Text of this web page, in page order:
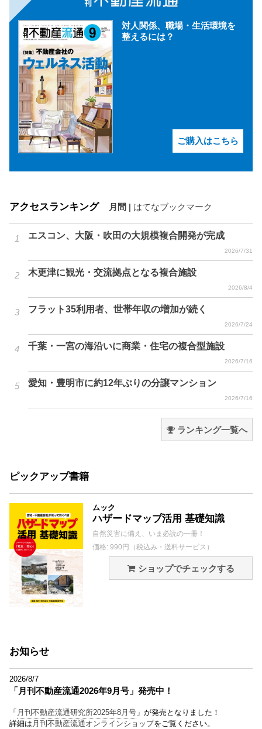
対人関係、職場・生活環境を
整えるには？
ご購入はこちら
アクセスランキング 月間 | はてなブックマーク
エスコン、大阪・吹田の大規模複合開発が完成
2026/7/31
木更津に観光・交流拠点となる複合施設
2026/8/4
フラット35利用者、世帯年収の増加が続く
2026/7/24
千葉・一宮の海沿いに商業・住宅の複合型施設
2026/7/16
愛知・豊明市に約12年ぶりの分譲マンション
2026/7/16
ランキング一覧へ
ピックアップ書籍
ムック
ハザードマップ活用 基礎知識
自然災害に備え、いま必読の一冊！
価格: 990円（税込み・送料サービス）
ショップでチェックする
お知らせ
2026/8/7
「月刊不動産流通2026年9月号」発売中！
「 月刊不動産流通研究所2025年8月号 」が発売となりました！
詳細は 月刊不動産流通オンラインショップをご覧ください。